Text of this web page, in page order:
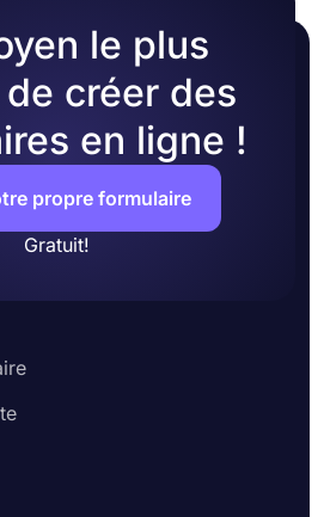
le plus
créer des
en ligne !
propre formulaire
Gratuit!